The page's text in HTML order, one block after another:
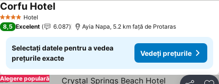
4 Stele Hotel
Corfu HotelVedeți prețurile
8,5 Excelent 6.087 Ayia Napa, 5.2 km faţă de Protaras
Selectați datele pentru a vedea
prețurile exacte
Vedeți prețurile
Alegere populară